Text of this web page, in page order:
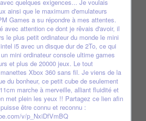
quelques exigences... Je voulais
ainsi que le maximum d'emulateurs
Games a su répondre à mes attentes.
avec attention ce dont je rêvais d'avoir, il
le plus petit ordinateur du monde le mini
i5 avec un disque dur de 2To, ce qui
mini ordinateur console ultime games
et plus de 20000 jeux. Le tout
Xbox 360 sans fil. Je viens de la
du bonheur, ce petit cube de seulement
marche à merveille, alliant fluidité et
met plein les yeux !! Partagez ce lien afin
être connu et reconnu :
v/p_NxiDfVmBQ